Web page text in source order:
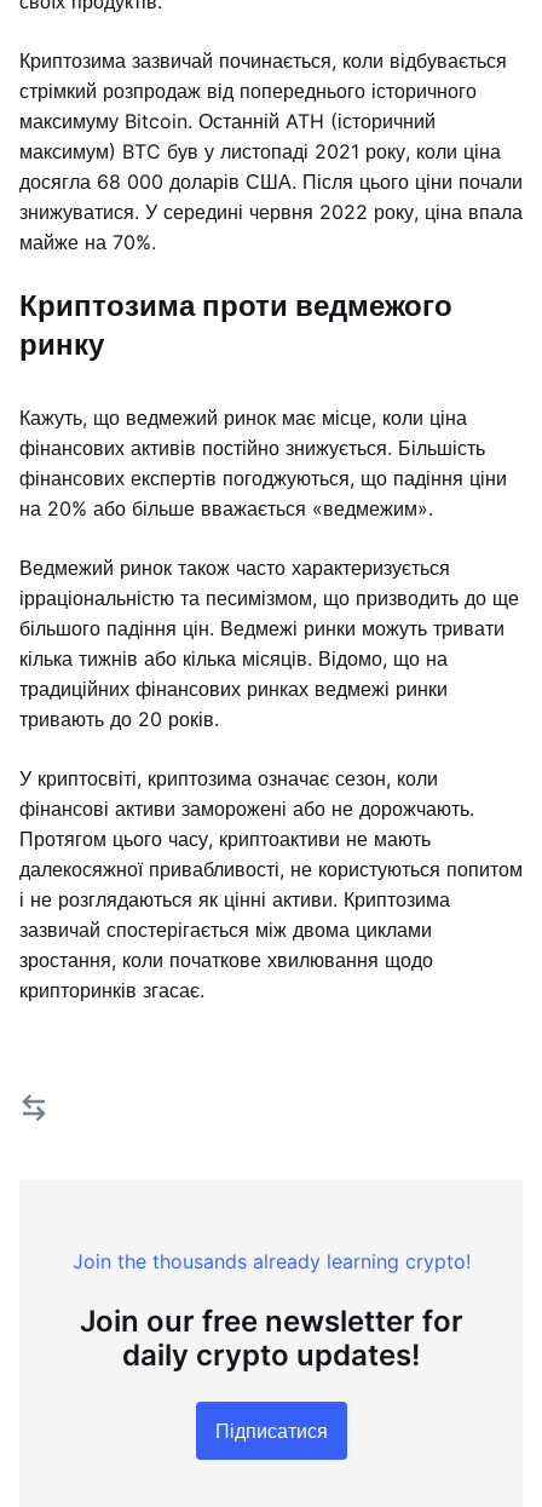
Криптозима зазвичай починається, коли відбувається
стрімкий розпродаж від попереднього історичного
максимуму Bitcoin. Останній ATH (історичний
максимум) BTC був у листопаді 2021 року, коли ціна
досягла 68 000 доларів США. Після цього ціни почали
знижуватися. У середині червня 2022 року, ціна впала
майже на 70%.
Криптозима проти ведмежого
ринку
Кажуть, що ведмежий ринок має місце, коли ціна
фінансових активів постійно знижується. Більшість
фінансових експертів погоджуються, що падіння ціни
на 20% або більше вважається «ведмежим».
Ведмежий ринок також часто характеризується
ірраціональністю та песимізмом, що призводить до ще
більшого падіння цін. Ведмежі ринки можуть тривати
кілька тижнів або кілька місяців. Відомо, що на
традиційних фінансових ринках ведмежі ринки
тривають до 20 років.
У криптосвіті, криптозима означає сезон, коли
фінансові активи заморожені або не дорожчають.
Протягом цього часу, криптоактиви не мають
далекосяжної привабливості, не користуються попитом
і не розглядаються як цінні активи. Криптозима
зазвичай спостерігається між двома циклами
зростання, коли початкове хвилювання щодо
крипторинків згасає.
Join the thousands already learning crypto!
Join our free newsletter for
daily crypto updates!
Підписатися